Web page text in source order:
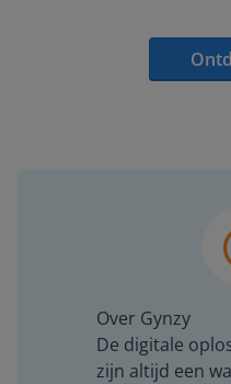
Over Gynzy
De digitale
zijn altijd een